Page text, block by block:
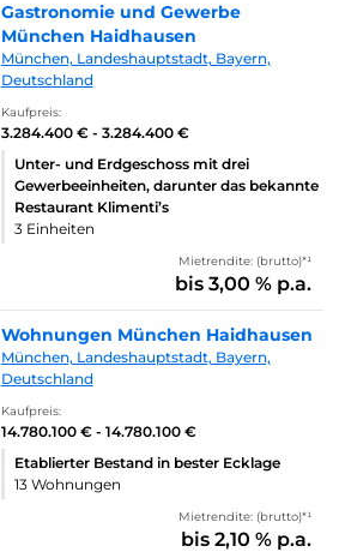
Gastronomie und Gewerbe
München Haidhausen
München, Landeshauptstadt, Bayern,
Deutschland
Kaufpreis:
3.284.400 € - 3.284.400 €
Unter- und Erdgeschoss mit drei
Gewerbeeinheiten, darunter das bekannte
Restaurant Klimenti’s
3 Einheiten
Mietrendite: (brutto)*¹
bis 3,00 % p.a.
Wohnungen München Haidhausen
München, Landeshauptstadt, Bayern,
Deutschland
Kaufpreis:
14.780.100 € - 14.780.100 €
Etablierter Bestand in bester Ecklage
13 Wohnungen
Mietrendite: (brutto)*¹
bis 2,10 % p.a.